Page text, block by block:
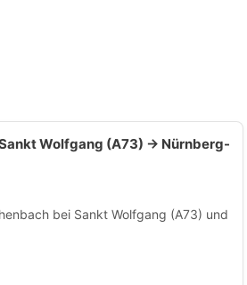
Wolfgang (A73) → Nürnberg-
bei Sankt Wolfgang (A73) und